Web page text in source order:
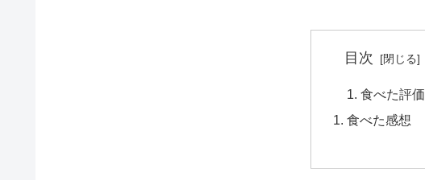
目次
食べた評価
食べた感想